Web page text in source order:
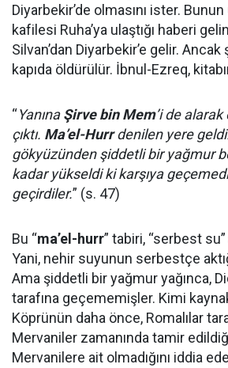
Diyarbekir’de olmasını ister.
kafilesi Ruha’ya ulaştığı haberi
Silvan’dan Diyarbekir’e gelir.
kapıda öldürülür. İbnul-Ezreq,
“YanınaŞirve bin Mem’i de
çıktı. Ma’el-Hurrdenilen yere
gökyüzünden şiddetli bir yağmur
kadar yükseldi ki karşıya
geçirdiler.” (s. 47)
Bu “ma’el-hurr” tabiri, “serbest su”
Yani, nehir suyunun serbestçe
Ama şiddetli bir yağmur yağınca,
tarafına geçememişler. Kimi
Köprünün daha önce, Romalılar
Mervaniler zamanında tamir
Mervanilere ait olmadığını iddia